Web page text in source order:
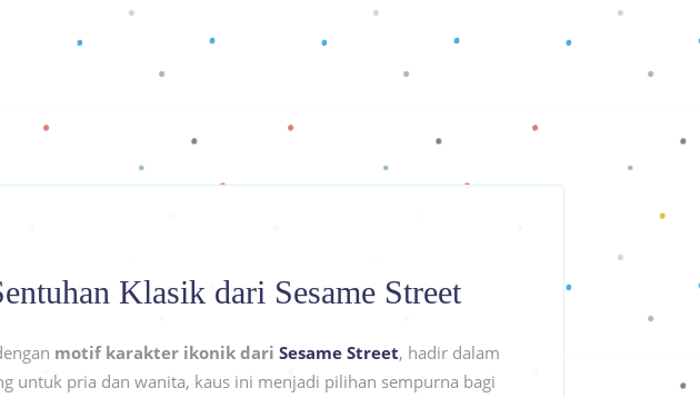
Klasik dari Sesame Street
motif karakter ikonik dari Sesame Street, hadir dalam
untuk pria dan wanita, kaus ini menjadi pilihan sempurna bagi